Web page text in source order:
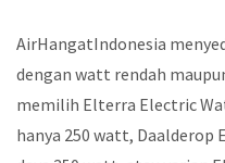
AirHangatIndonesia
dengan watt rendah
memilih Elterra Electric
hanya 250 watt, Daalderop